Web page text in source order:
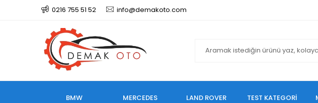
0216 755 51 52 info@demakoto.com
BMW MERCEDES LAND ROVER TEST KATEGORİ